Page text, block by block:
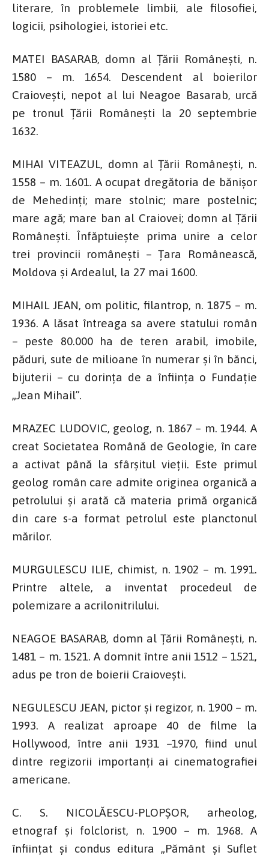
literare, în problemele limbii, ale filosofiei,
logicii, psihologiei, istoriei etc.
MATEI BASARAB, domn al Țării Românești, n.
1580 – m. 1654. Descendent al boierilor
Craiovești, nepot al lui Neagoe Basarab, urcă
pe tronul Țării Românești la 20 septembrie
1632.
MIHAI VITEAZUL, domn al Țării Românești, n.
1558 – m. 1601. A ocupat dregătoria de bănișor
de Mehedinți; mare stolnic; mare postelnic;
mare agă; mare ban al Craiovei; domn al Țării
Românești. Înfăptuiește prima unire a celor
trei provincii românești – Țara Românească,
Moldova și Ardealul, la 27 mai 1600.
MIHAIL JEAN, om politic, filantrop, n. 1875 – m.
1936. A lăsat întreaga sa avere statului român
– peste 80.000 ha de teren arabil, imobile,
păduri, sute de milioane în numerar și în bănci,
bijuterii – cu dorința de a înființa o Fundație
„Jean Mihail”.
MRAZEC LUDOVIC, geolog, n. 1867 – m. 1944. A
creat Societatea Română de Geologie, în care
a activat până la sfârșitul vieții. Este primul
geolog român care admite originea organică a
petrolului și arată că materia primă organică
din care s-a format petrolul este planctonul
mărilor.
MURGULESCU ILIE, chimist, n. 1902 – m. 1991.
Printre altele, a inventat procedeul de
polemizare a acrilonitrilului.
NEAGOE BASARAB, domn al Țării Românești, n.
1481 – m. 1521. A domnit între anii 1512 – 1521,
adus pe tron de boierii Craiovești.
NEGULESCU JEAN, pictor și regizor, n. 1900 – m.
1993. A realizat aproape 40 de filme la
Hollywood, între anii 1931 –1970, fiind unul
dintre regizorii importanți ai cinematografiei
americane.
C. S. NICOLĂESCU-PLOPȘOR, arheolog,
etnograf și folclorist, n. 1900 – m. 1968. A
înființat și condus editura „Pământ și Suflet